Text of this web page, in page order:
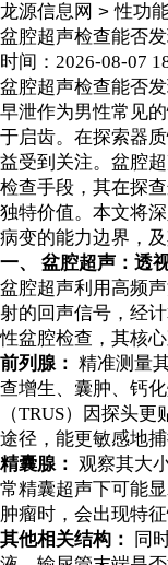
龙源信息网 >性功
盆腔超声检查能否
时间：2026-08-07
盆腔超声检查能否
早泄作为男性常见
于启齿。在探索器
益受到关注。盆腔
检查手段，其在探
独特价值。本文将
病变的能力边界，
一、 盆腔超声：透
盆腔超声利用高频
射的回声信号，经
性盆腔检查，其核
前列腺： 精准测量
查增生、囊肿、钙
（TRUS）因探头
途径，能更敏感地
精囊腺： 观察其大
常精囊超声下可能
肿瘤时，会出现特征
其他相关结构：
同